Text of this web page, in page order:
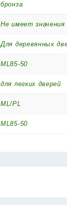
бронза
Не имеет значения
Для деревянных
ML85-50
для легких дверей
ML/PL
ML85-50